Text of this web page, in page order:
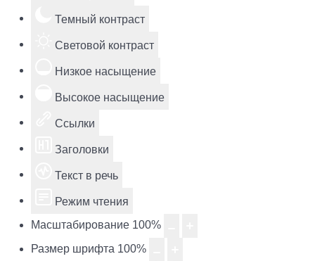
Темный контраст
Световой контраст
Низкое насыщение
Высокое насыщение
Ссылки
Заголовки
Текст в речь
Режим чтения
Масштабирование 100%
Размер шрифта 100%